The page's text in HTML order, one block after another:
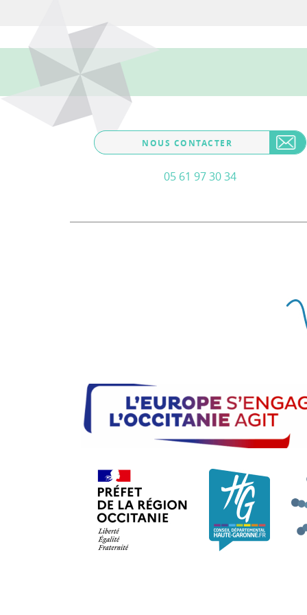
NOUS CONTACTER
05 61 97 30 34
Préfet de la région